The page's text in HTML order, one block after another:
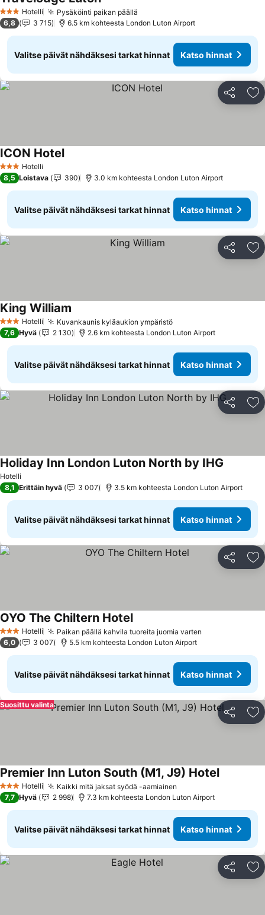
3 Tähtiluokitus
Hotelli Pysäköinti paikan päällä
6,8 3 715 6.5 km kohteesta London Luton Airport
Valitse päivät nähdäksesi tarkat hinnat Katso hinnat
Jaa
3 Tähtiluokitus
Hotelli
ICON Hotel
8,5 Loistava 390 3.0 km kohteesta London Luton Airport
Valitse päivät nähdäksesi tarkat hinnat Katso hinnat
Jaa
3 Tähtiluokitus
Hotelli Kuvankaunis kyläaukion ympäristö
King William
7,6 Hyvä 2 130 2.6 km kohteesta London Luton Airport
Valitse päivät nähdäksesi tarkat hinnat Katso hinnat
Jaa
Hotelli
Holiday Inn London Luton North by IHG
8,1 Erittäin hyvä 3 007 3.5 km kohteesta London Luton Airport
Valitse päivät nähdäksesi tarkat hinnat Katso hinnat
Jaa
3 Tähtiluokitus
Hotelli Paikan päällä kahvila tuoreita juomia varten
OYO The Chiltern Hotel
6,0 3 007 5.5 km kohteesta London Luton Airport
Valitse päivät nähdäksesi tarkat hinnat Katso hinnat
Jaa
Suosittu valinta
3 Tähtiluokitus
Hotelli Kaikki mitä jaksat syödä -aamiainen
Premier Inn Luton South (M1, J9) Hotel
7,7 Hyvä 2 998 7.3 km kohteesta London Luton Airport
Valitse päivät nähdäksesi tarkat hinnat Katso hinnat
Jaa